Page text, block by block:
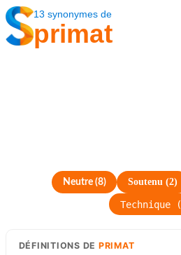
13 synonymes de
primat
Neutre(8) Soutenu (2)
Technique (
DÉFINITIONS DE PRIMAT